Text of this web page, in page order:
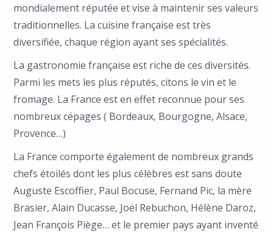
mondialement réputée et vise à maintenir ses valeurs
traditionnelles. La cuisine française est très
diversifiée, chaque région ayant ses spécialités.
La gastronomie française est riche de ces diversités.
Parmi les mets les plus réputés, citons le vin et le
fromage. La France est en effet reconnue pour ses
nombreux cépages ( Bordeaux, Bourgogne, Alsace,
Provence…)
La France comporte également de nombreux grands
chefs étoilés dont les plus célèbres est sans doute
Auguste Escoffier, Paul Bocuse, Fernand Pic, la mère
Brasier, Alain Ducasse, Joël Rebuchon, Hélène Daroz,
Jean François Piège… et le premier pays ayant inventé